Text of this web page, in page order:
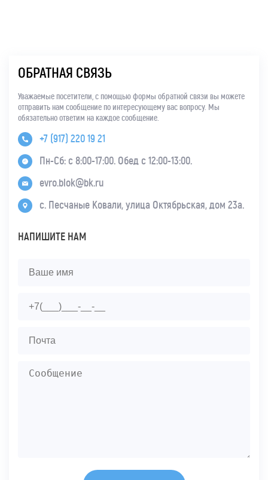
ОБРАТНАЯ СВЯЗЬ
Уважаемые посетители, с помощью формы обратной связи вы можете
отправить нам сообщение по интересующему вас вопросу. Мы
обязательно ответим на каждое сообщение.
+7 (917) 220 19 21
Пн-Сб: с 8:00-17:00. Обед с 12:00-13:00.
evro.blok@bk.ru
с. Песчаные Ковали, улица Октябрьская, дом 23а.
НАПИШИТЕ НАМ